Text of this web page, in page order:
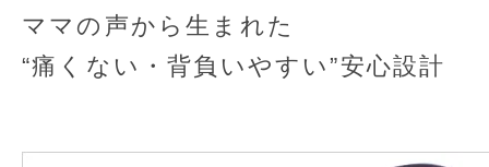
ママの声から生まれた
“痛くない・背負いやすい”安心設計